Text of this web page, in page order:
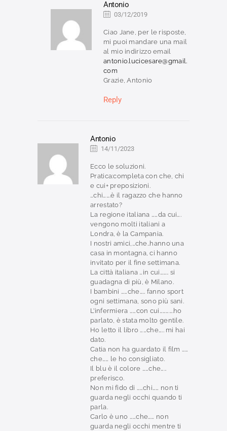
Antonio
03/12/2019
Ciao Jane, per le risposte,
mi puoi mandare una mail
al mio indirizzo email
antonio.lucicesare@gmail.
com
Grazie, Antonio
Reply
Antonio
14/11/2023
Ecco le soluzioni.
Pratica:completa con che, chi
e cui+ preposizioni.
…chi…….è il ragazzo che hanno
arrestato?
La regione italiana ……da cui….
vengono molti italiani a
Londra, è la Campania.
I nostri amici,…che..hanno una
casa in montagna, ci hanno
invitato per il fine settimana.
La città italiana …in cui…….. si
guadagna di più, è Milano.
I bambini ……che….. fanno sport
ogni settimana, sono più sani.
L’infermiera ……con cui………….ho
parlato, è stata molto gentile.
Ho letto il libro ……che….. mi hai
dato.
Catia non ha guardato il film ……
che…… le ho consigliato.
Il blu è il colore ……che…..
preferisco.
Non mi fido di ……chi…… non ti
guarda negli occhi quando ti
parla.
Carlo è uno ……che…… non
guarda negli occhi mentre ti